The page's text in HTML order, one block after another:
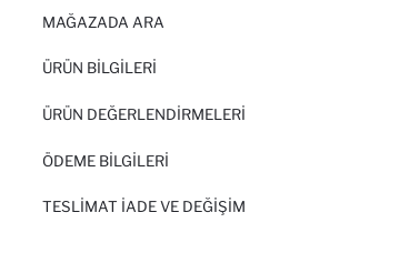
MAĞAZADA ARA
ÜRÜN BILGILERI
ÜRÜN DEĞERLENDİRMELERİ
ÖDEME BİLGİLERİ
TESLIMAT İADE VE DEĞIŞIM